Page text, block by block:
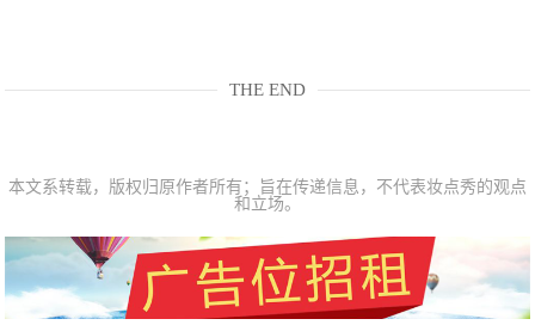
THE END
本文系转载，版权归原作者所有；旨在传递信息，不代表妆点秀的观点
和立场。